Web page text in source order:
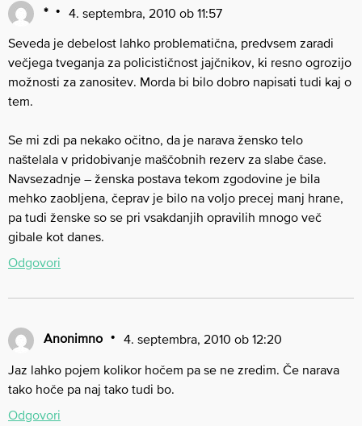
* 4. septembra, 2010 ob 11:57
Seveda je debelost lahko problematična, predvsem zaradi
večjega tveganja za policističnost jajčnikov, ki resno ogrozijo
možnosti za zanositev. Morda bi bilo dobro napisati tudi kaj o
tem.
Se mi zdi pa nekako očitno, da je narava žensko telo
naštelala v pridobivanje maščobnih rezerv za slabe čase.
Navsezadnje – ženska postava tekom zgodovine je bila
mehko zaobljena, čeprav je bilo na voljo precej manj hrane,
pa tudi ženske so se pri vsakdanjih opravilih mnogo več
gibale kot danes.
Odgovori
Anonimno 4. septembra, 2010 ob 12:20
Jaz lahko pojem kolikor hočem pa se ne zredim. Če narava
tako hoče pa naj tako tudi bo.
Odgovori